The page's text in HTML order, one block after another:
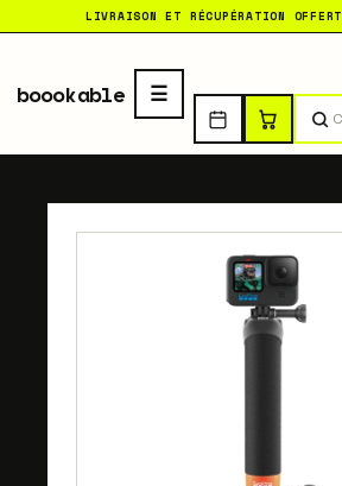
LIVRAISON ET RÉCUPÉRATION
boookable